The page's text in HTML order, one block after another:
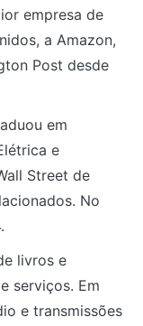
empresa de
a Amazon,
Post desde
em
e
Street de
No
livros e
serviços. Em
e transmissões